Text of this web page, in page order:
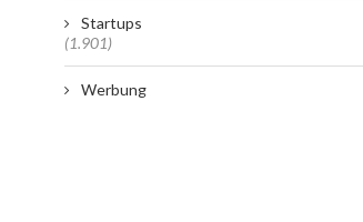
Startups
(1.901)
Werbung